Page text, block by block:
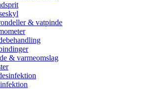
& vatpinde
& varmeomslag